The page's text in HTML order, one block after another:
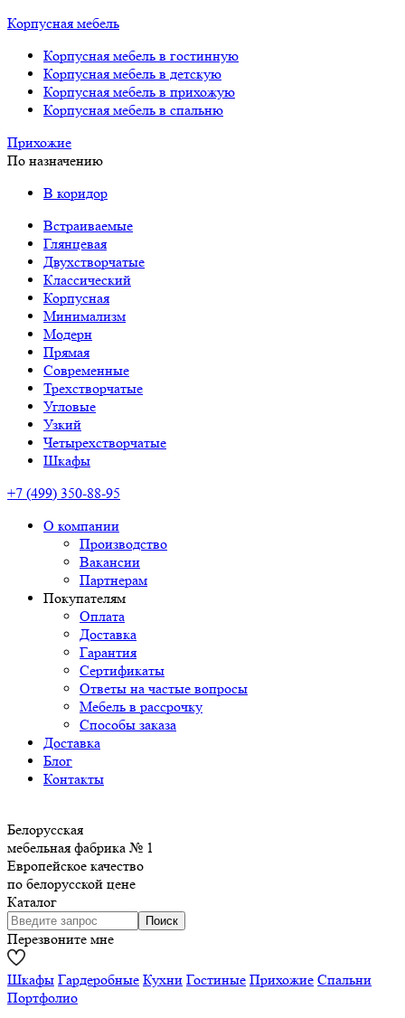
Корпусная мебель
Корпусная мебель в гостинную
Корпусная мебель в детскую
Корпусная мебель в прихожую
Корпусная мебель в спальню
Прихожие
По назначению
В коридор
Встраиваемые
Глянцевая
Двухстворчатые
Классический
Корпусная
Минимализм
Модерн
Прямая
Современные
Трехстворчатые
Угловые
Узкий
Четырехстворчатые
Шкафы
+7 (499) 350-88-95
О компании
Производство
Вакансии
Партнерам
Покупателям
Оплата
Доставка
Гарантия
Сертификаты
Ответы на частые вопросы
Мебель в рассрочку
Способы заказа
Доставка
Блог
Контакты
Белорусская
мебельная фабрика № 1
Европейское качество
по белорусской цене
Каталог
Перезвоните мне
Шкафы Гардеробные Кухни Гостиные Прихожие Спальни
Портфолио